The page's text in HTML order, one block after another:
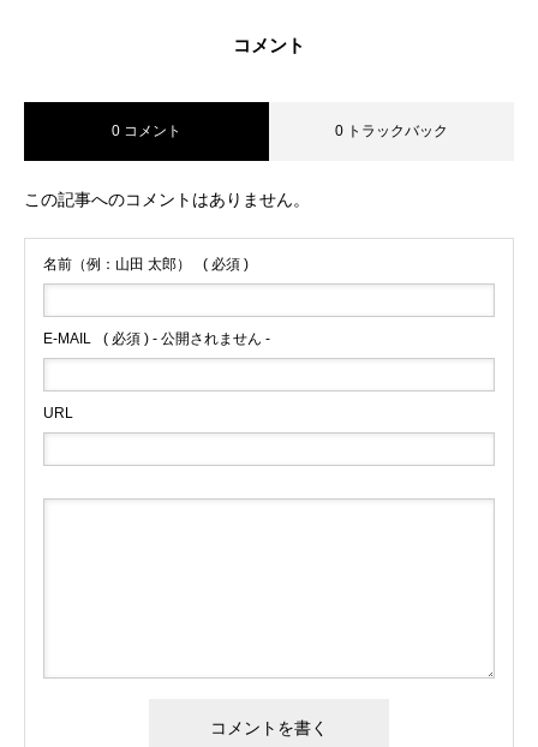
コメント
0 コメント 0 トラックバック
この記事へのコメントはありません。
名前（例：山田 太郎） ( 必須 )
E-MAIL ( 必須 ) - 公開されません -
URL